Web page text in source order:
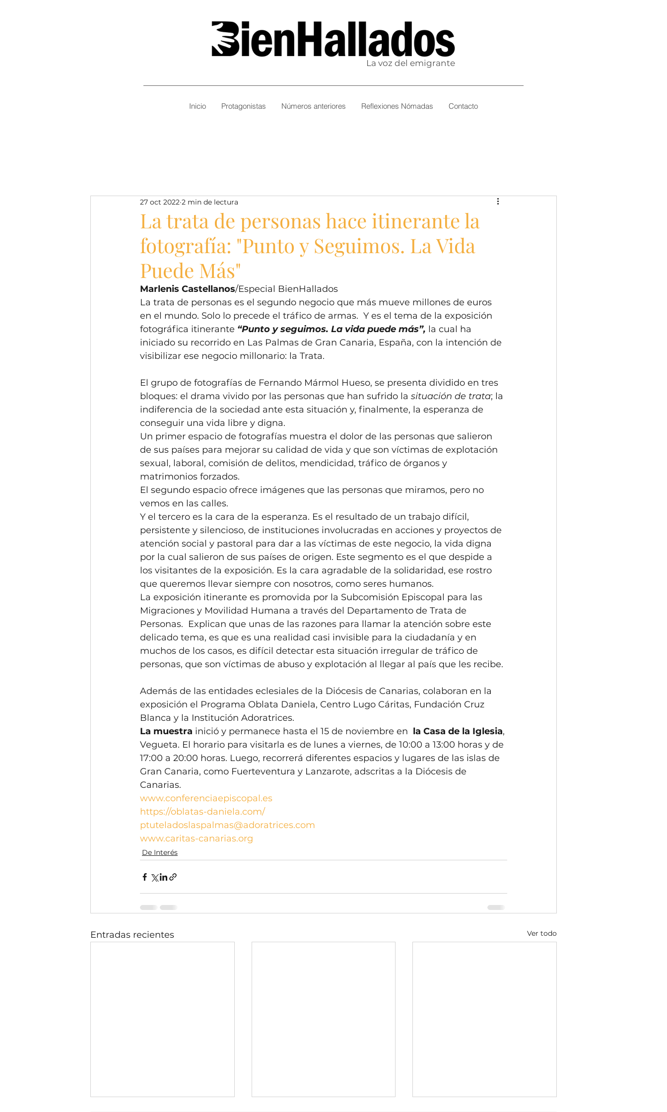
La voz del emigrante
Inicio Protagonistas Números anteriores Reflexiones Nómadas Contacto
La trata de personas hace itinerante la
fotografía: "Punto y Seguimos. La Vida
Puede Más"
27 oct 2022 2 min de lectura
Marlenis Castellanos/Especial BienHallados
La trata de personas es el segundo negocio que más mueve millones de euros
en el mundo. Solo lo precede el tráfico de armas.  Y es el tema de la exposición
fotográfica itinerante “Punto y seguimos. La vida puede más”, la cual ha
iniciado su recorrido en Las Palmas de Gran Canaria, España, con la intención de
visibilizar ese negocio millonario: la Trata.
El grupo de fotografías de Fernando Mármol Hueso, se presenta dividido en tres
bloques: el drama vivido por las personas que han sufrido la situación de trata; la
indiferencia de la sociedad ante esta situación y, finalmente, la esperanza de
conseguir una vida libre y digna.
Un primer espacio de fotografías muestra el dolor de las personas que salieron
de sus países para mejorar su calidad de vida y que son víctimas de explotación
sexual, laboral, comisión de delitos, mendicidad, tráfico de órganos y
matrimonios forzados.
El segundo espacio ofrece imágenes que las personas que miramos, pero no
vemos en las calles.
Y el tercero es la cara de la esperanza. Es el resultado de un trabajo difícil,
persistente y silencioso, de instituciones involucradas en acciones y proyectos de
atención social y pastoral para dar a las víctimas de este negocio, la vida digna
por la cual salieron de sus países de origen. Este segmento es el que despide a
los visitantes de la exposición. Es la cara agradable de la solidaridad, ese rostro
que queremos llevar siempre con nosotros, como seres humanos.
La exposición itinerante es promovida por la Subcomisión Episcopal para las
Migraciones y Movilidad Humana a través del Departamento de Trata de
Personas.  Explican que unas de las razones para llamar la atención sobre este
delicado tema, es que es una realidad casi invisible para la ciudadanía y en
muchos de los casos, es difícil detectar esta situación irregular de tráfico de
personas, que son víctimas de abuso y explotación al llegar al país que les recibe.
Además de las entidades eclesiales de la Diócesis de Canarias, colaboran en la
exposición el Programa Oblata Daniela, Centro Lugo Cáritas, Fundación Cruz
Blanca y la Institución Adoratrices.
La muestra inició y permanece hasta el 15 de noviembre en la Casa de la Iglesia,
Vegueta. El horario para visitarla es de lunes a viernes, de 10:00 a 13:00 horas y de
17:00 a 20:00 horas. Luego, recorrerá diferentes espacios y lugares de las islas de
Gran Canaria, como Fuerteventura y Lanzarote, adscritas a la Diócesis de
Canarias.
www.conferenciaepiscopal.es
https://oblatas-daniela.com/
ptuteladoslaspalmas@adoratrices.com
www.caritas-canarias.org
De Interés
Entradas recientes Ver todo